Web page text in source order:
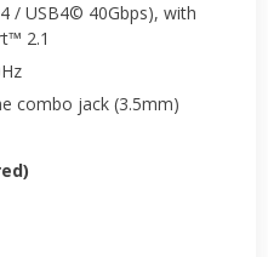
/ USB4© 40Gbps), with
2.1
combo jack (3.5mm)